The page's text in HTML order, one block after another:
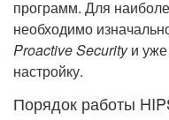
программ. Для
необходимо
Proactive Securityи уже
настройку.
Порядок работы